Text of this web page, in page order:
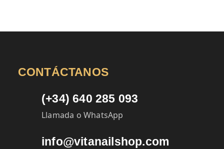
CONTÁCTANOS
(+34) 640 285 093
Llamada o WhatsApp
info@vitanailshop.com